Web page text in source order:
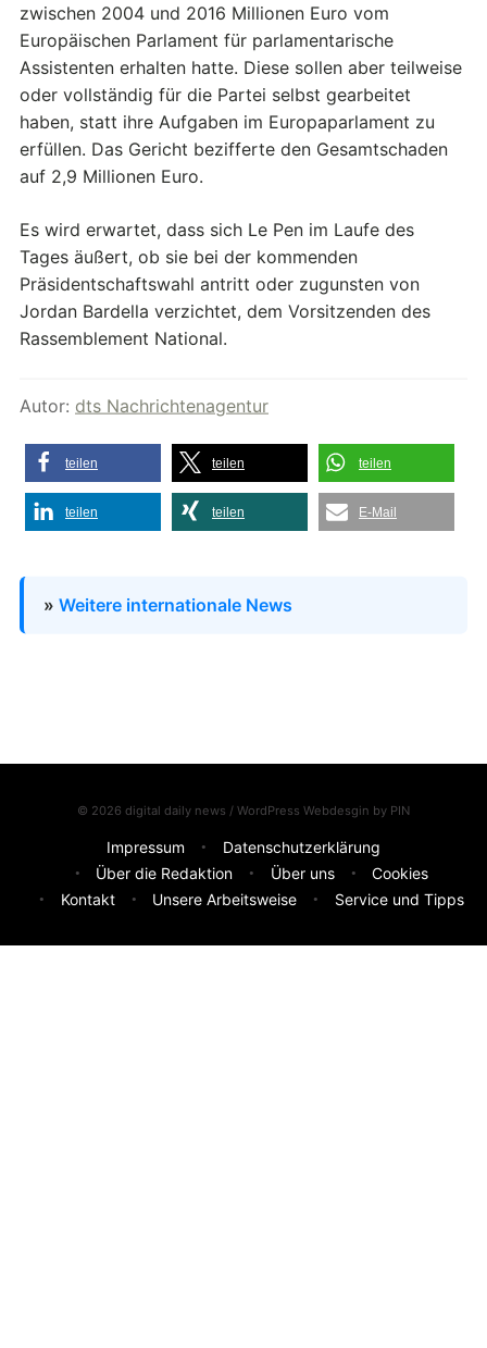
zwischen 2004 und 2016 Millionen Euro vom
Europäischen Parlament für parlamentarische
Assistenten erhalten hatte. Diese sollen aber teilweise
oder vollständig für die Partei selbst gearbeitet
haben, statt ihre Aufgaben im Europaparlament zu
erfüllen. Das Gericht bezifferte den Gesamtschaden
auf 2,9 Millionen Euro.
Es wird erwartet, dass sich Le Pen im Laufe des
Tages äußert, ob sie bei der kommenden
Präsidentschaftswahl antritt oder zugunsten von
Jordan Bardella verzichtet, dem Vorsitzenden des
Rassemblement National.
Autor: dts Nachrichtenagentur
teilen teilen teilen
teilen teilen E-Mail
» Weitere internationale News
© 2026 digital daily news / WordPress Webdesgin by PIN
Impressum
Datenschutzerklärung
Über die Redaktion
Über uns
Cookies
Kontakt
Unsere Arbeitsweise Service und Tipps